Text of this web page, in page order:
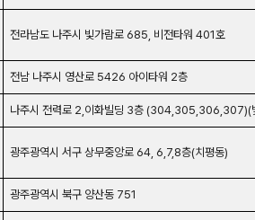
전라남도 나주시 빛가람로 685, 비전타워 401호
전남 나주시 영산로 5426 아이타워 2층
나주시 전력로 2,이화빌딩 3층 (304,305,306,307)(
광주광역시 서구 상무중앙로 64, 6,7,8층(치평동)
광주광역시 북구 양산동 751